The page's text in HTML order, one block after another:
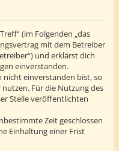
(im Folgenden „das
mit dem Betreiber
und erklärst dich
einverstanden.
nicht einverstanden bist, so
Für die Nutzung des
Stelle veröffentlichten
Zeit geschlossen
Einhaltung einer Frist